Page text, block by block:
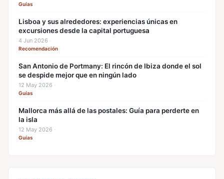
Guías
Lisboa y sus alrededores: experiencias únicas en
excursiones desde la capital portuguesa
4 Jun 2026 ·
Recomendación
San Antonio de Portmany: El rincón de Ibiza donde el sol
se despide mejor que en ningún lado
12 May 2026 ·
Guías
Mallorca más allá de las postales: Guía para perderte en
la isla
12 May 2026 ·
Guías